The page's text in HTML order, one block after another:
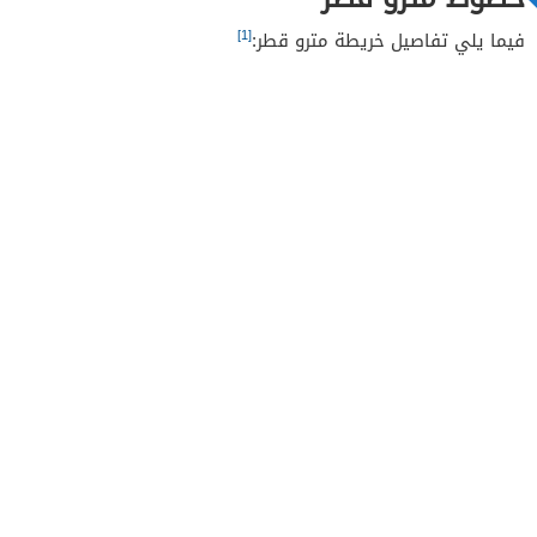
فيما يلي تفاصيل خريطة مترو قطر:[1]